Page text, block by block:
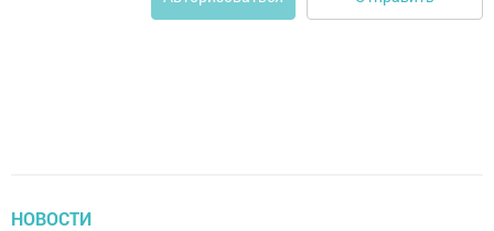
НОВОСТИ